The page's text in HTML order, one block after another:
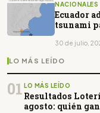
NACIONALES
Ecuador
tsunami
30 de julio,
LO MÁS LEÍDO
01 LO MÁS LEÍDO
Resultados
agosto: quién